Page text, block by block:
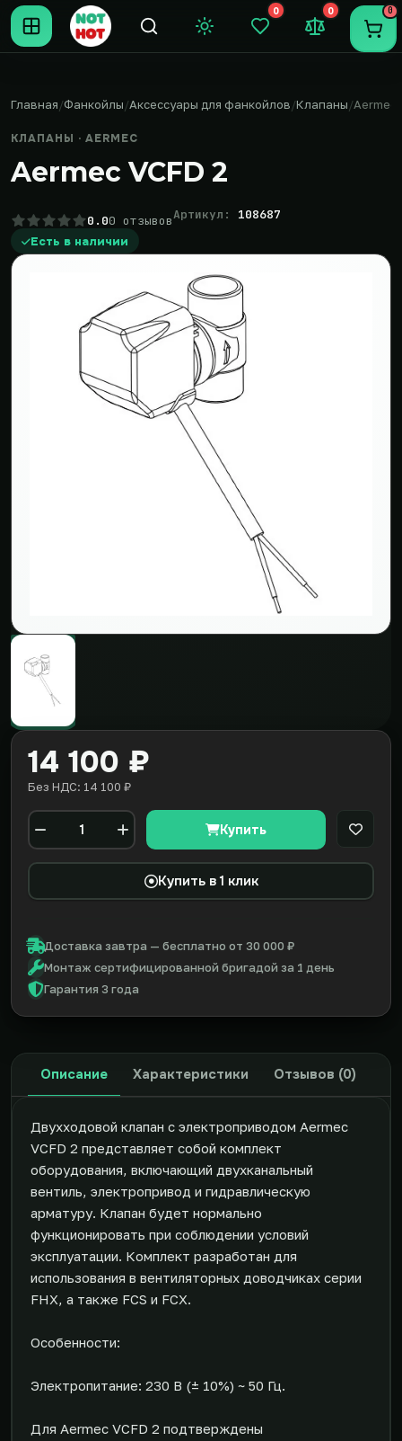
Темная тема
0
Закладки (0)
0
Сравнение
0
Главная Фанкойлы Аксессуары для фанкойлов Клапаны Aermec
КЛАПАНЫ · AERMEC
Aermec VCFD 2
0.00 отзывовАртикул: 108687
Есть в наличии
14 100 ₽
Без НДС: 14 100 ₽
Количество
Купить В
Купить в 1 клик
Доставка завтра — бесплатно от 30 000 ₽
Монтаж сертифицированной бригадой за 1 день
Гарантия 3 года
Описание Характеристики Отзывов (0)
Двухходовой клапан с электроприводом Aermec
VCFD 2 представляет собой комплект
оборудования, включающий двухканальный
вентиль, электропривод и гидравлическую
арматуру. Клапан будет нормально
функционировать при соблюдении условий
эксплуатации. Комплект разработан для
использования в вентиляторных доводчиках серии
FHX, а также FCS и FCX.
Особенности:
Электропитание: 230 В (± 10%) ~ 50 Гц.
Для Aermec VCFD 2 подтверждены